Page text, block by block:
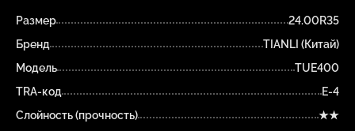
Размер
24.00R35
Бренд
TIANLI (Китай)
Модель
TUE400
TRA-код
E-4
Слойность (прочность)
★★